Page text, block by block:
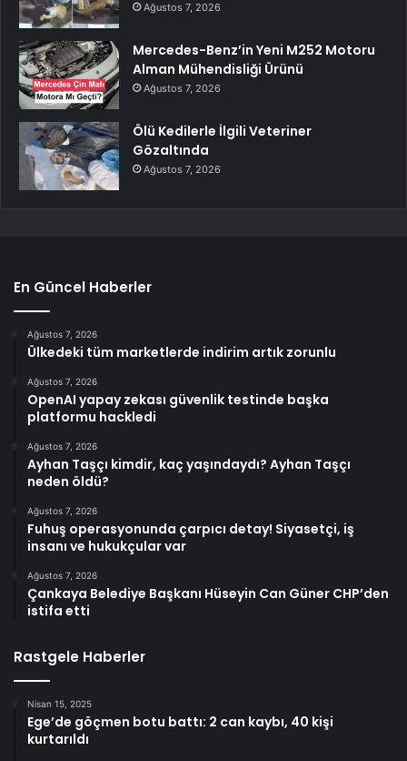
Ağustos 7, 2026
Mercedes-Benz’in Yeni M252 Motoru
Alman Mühendisliği Ürünü
Ağustos 7, 2026
Ölü Kedilerle İlgili Veteriner
Gözaltında
Ağustos 7, 2026
En Güncel Haberler
Ağustos 7, 2026
Ülkedeki tüm marketlerde indirim artık zorunlu
Ağustos 7, 2026
OpenAI yapay zekası güvenlik testinde başka
platformu hackledi
Ağustos 7, 2026
Ayhan Taşçı kimdir, kaç yaşındaydı? Ayhan Taşçı
neden öldü?
Ağustos 7, 2026
Fuhuş operasyonunda çarpıcı detay! Siyasetçi, iş
insanı ve hukukçular var
Ağustos 7, 2026
Çankaya Belediye Başkanı Hüseyin Can Güner CHP’den
istifa etti
Rastgele Haberler
Nisan 15, 2025
Ege’de göçmen botu battı: 2 can kaybı, 40 kişi
kurtarıldı